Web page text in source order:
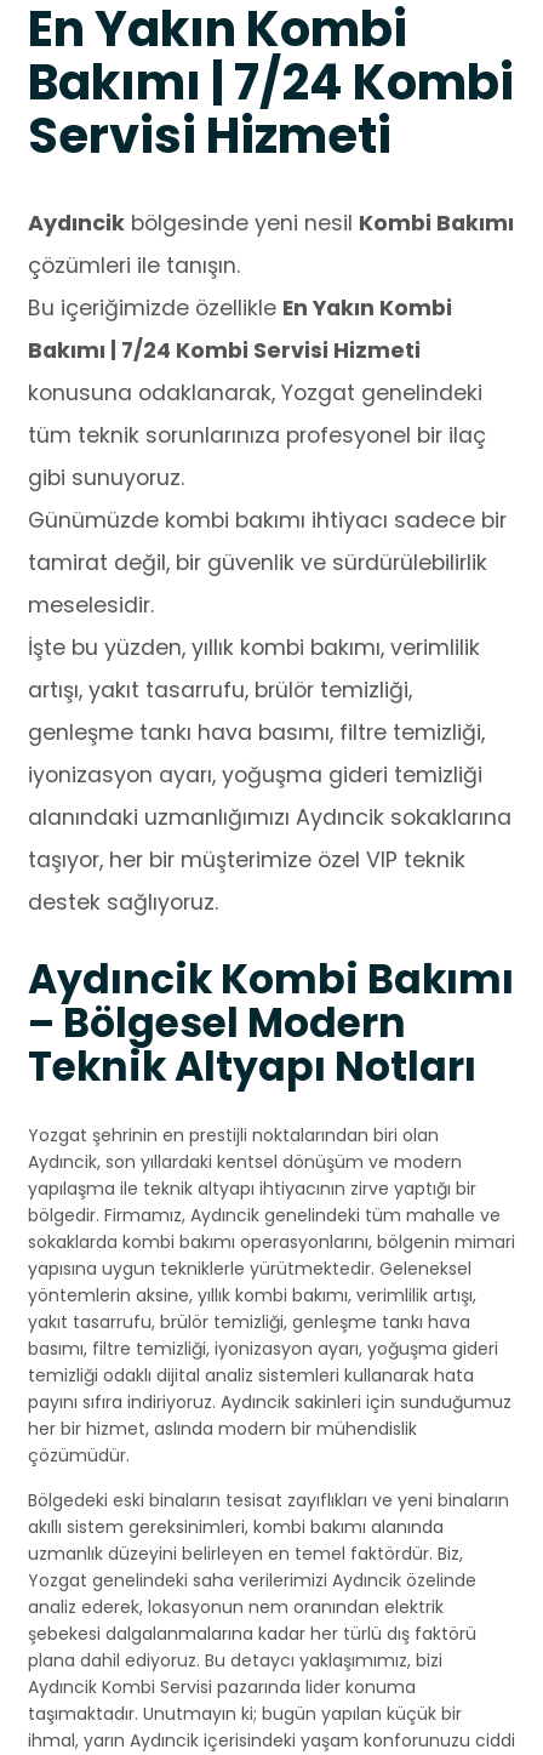
En Yakın Kombi
Bakımı | 7/24 Kombi
Servisi Hizmeti
Aydıncik bölgesinde yeni nesil Kombi Bakımı
çözümleri ile tanışın.
Bu içeriğimizde özellikle En Yakın Kombi
Bakımı | 7/24 Kombi Servisi Hizmeti
konusuna odaklanarak, Yozgat genelindeki
tüm teknik sorunlarınıza profesyonel bir ilaç
gibi sunuyoruz.
Günümüzde kombi bakımı ihtiyacı sadece bir
tamirat değil, bir güvenlik ve sürdürülebilirlik
meselesidir.
İşte bu yüzden, yıllık kombi bakımı, verimlilik
artışı, yakıt tasarrufu, brülör temizliği,
genleşme tankı hava basımı, filtre temizliği,
iyonizasyon ayarı, yoğuşma gideri temizliği
alanındaki uzmanlığımızı Aydıncik sokaklarına
taşıyor, her bir müşterimize özel VIP teknik
destek sağlıyoruz.
Aydıncik Kombi Bakımı
– Bölgesel Modern
Teknik Altyapı Notları
Yozgat şehrinin en prestijli noktalarından biri olan
Aydıncik, son yıllardaki kentsel dönüşüm ve modern
yapılaşma ile teknik altyapı ihtiyacının zirve yaptığı bir
bölgedir. Firmamız, Aydıncik genelindeki tüm mahalle ve
sokaklarda kombi bakımı operasyonlarını, bölgenin mimari
yapısına uygun tekniklerle yürütmektedir. Geleneksel
yöntemlerin aksine, yıllık kombi bakımı, verimlilik artışı,
yakıt tasarrufu, brülör temizliği, genleşme tankı hava
basımı, filtre temizliği, iyonizasyon ayarı, yoğuşma gideri
temizliği odaklı dijital analiz sistemleri kullanarak hata
payını sıfıra indiriyoruz. Aydıncik sakinleri için sunduğumuz
her bir hizmet, aslında modern bir mühendislik
çözümüdür.
Bölgedeki eski binaların tesisat zayıflıkları ve yeni binaların
akıllı sistem gereksinimleri, kombi bakımı alanında
uzmanlık düzeyini belirleyen en temel faktördür. Biz,
Yozgat genelindeki saha verilerimizi Aydıncik özelinde
analiz ederek, lokasyonun nem oranından elektrik
şebekesi dalgalanmalarına kadar her türlü dış faktörü
plana dahil ediyoruz. Bu detaycı yaklaşımımız, bizi
Aydıncik Kombi Servisi pazarında lider konuma
taşımaktadır. Unutmayın ki; bugün yapılan küçük bir
ihmal, yarın Aydıncik içerisindeki yaşam konforunuzu ciddi